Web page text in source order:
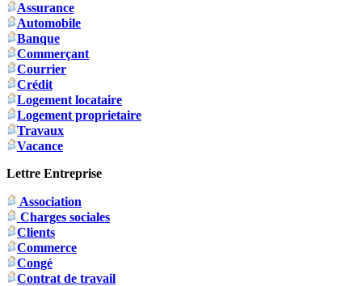
Assurance
Automobile
Banque
Commerçant
Courrier
Crédit
Logement locataire
Logement proprietaire
Travaux
Vacance
Lettre Entreprise
Association
Charges sociales
Clients
Commerce
Congé
Contrat de travail